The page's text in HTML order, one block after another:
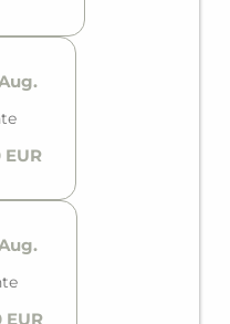
EUR
EUR